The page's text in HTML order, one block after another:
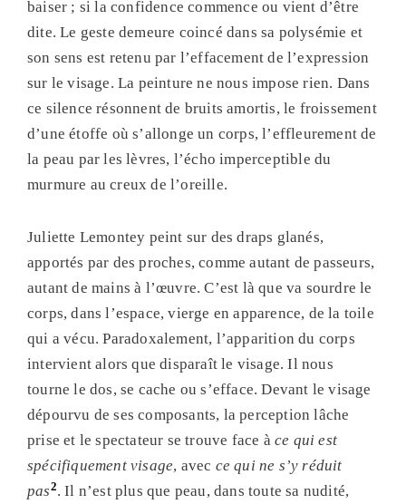
baiser ; si la confidence commence ou vient d’être
dite. Le geste demeure coincé dans sa polysémie et
son sens est retenu par l’effacement de l’expression
sur le visage. La peinture ne nous impose rien. Dans
ce silence résonnent de bruits amortis, le froissement
d’une étoffe où s’allonge un corps, l’effleurement de
la peau par les lèvres, l’écho imperceptible du
murmure au creux de l’oreille.
Juliette Lemontey peint sur des draps glanés,
apportés par des proches, comme autant de passeurs,
autant de mains à l’œuvre. C’est là que va sourdre le
corps, dans l’espace, vierge en apparence, de la toile
qui a vécu. Paradoxalement, l’apparition du corps
intervient alors que disparaît le visage. Il nous
tourne le dos, se cache ou s’efface. Devant le visage
dépourvu de ses composants, la perception lâche
prise et le spectateur se trouve face à ce qui est
spécifiquement visage, avec ce qui ne s’y réduit
pas2. Il n’est plus que peau, dans toute sa nudité,